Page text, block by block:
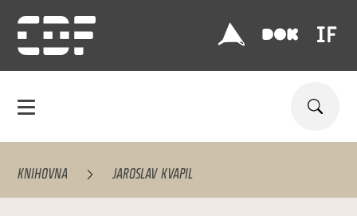
KNIHOVNA JAROSLAV KVAPIL